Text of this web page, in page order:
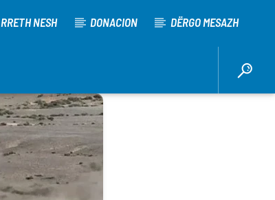
RRETH NESH DONACION DËRGO MESAZH